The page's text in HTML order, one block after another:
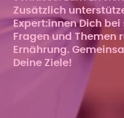
Zusätzlich
Expert:innen Dich
Fragen und Themen
Ernährung.
Deine Ziele!